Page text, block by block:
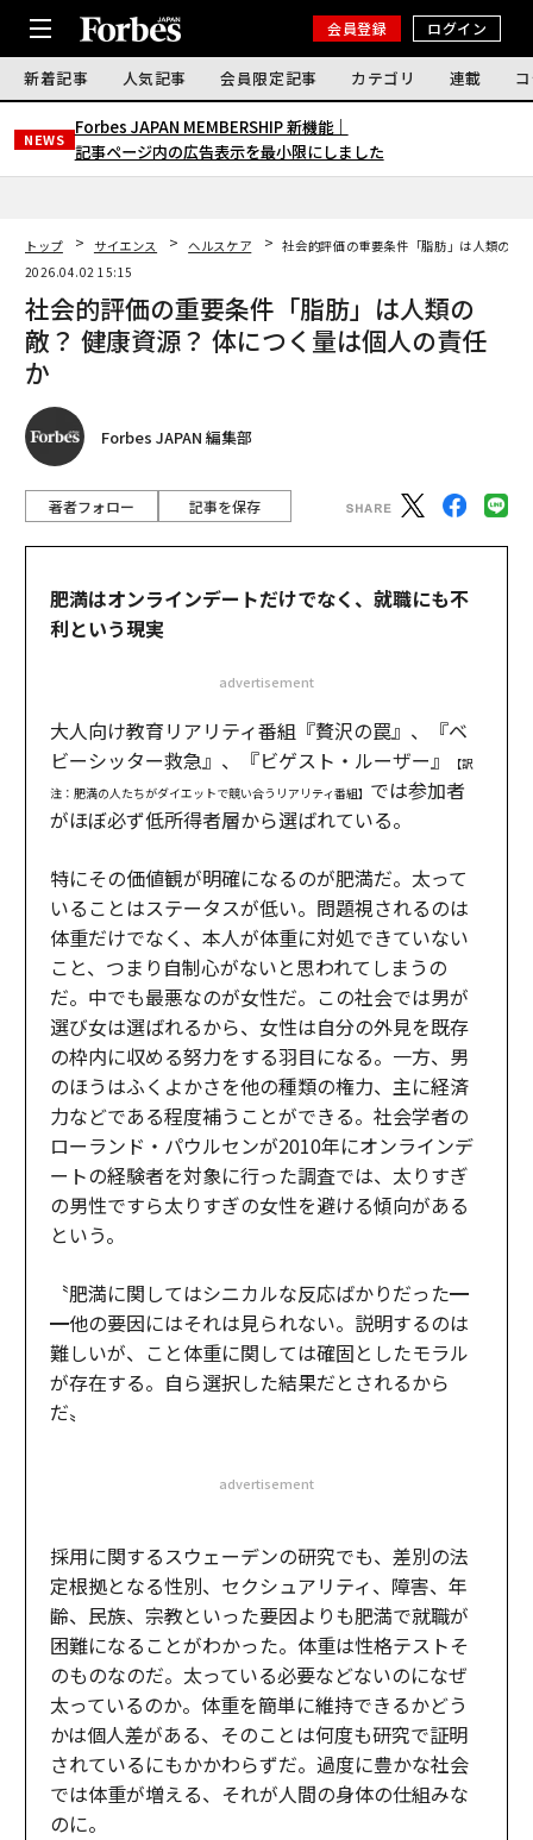
会員登録 ログイン
新着記事 人気記事 会員限定記事 カテゴリ 連載
NEWS
Forbes JAPAN MEMBERSHIP 新機能｜
記事ページ内の広告表示を最小限にしました
トップ サイエンス ヘルスケア
社会的評価の重要条件「脂肪」は人類の敵
2026.04.02 15:15
社会的評価の重要条件「脂肪」は人類の
敵？ 健康資源？ 体につく量は個人の責任
か
Forbes JAPAN 編集部
著者フォロー 記事を保存
肥満はオンラインデートだけでなく、就職にも不
利という現実
advertisement
大人向け教育リアリティ番組『贅沢の罠』、『ベ
ビーシッター救急』、『ビゲスト・ルーザー』
【訳
注：肥満の人たちがダイエットで競い合うリアリティ番組】 では参加者
がほぼ必ず低所得者層から選ばれている。
特にその価値観が明確になるのが肥満だ。太って
いることはステータスが低い。問題視されるのは
体重だけでなく、本人が体重に対処できていない
こと、つまり自制心がないと思われてしまうの
だ。中でも最悪なのが女性だ。この社会では男が
選び女は選ばれるから、女性は自分の外見を既存
の枠内に収める努力をする羽目になる。一方、男
のほうはふくよかさを他の種類の権力、主に経済
力などである程度補うことができる。社会学者の
ローランド・パウルセンが2010年にオンラインデ
ートの経験者を対象に行った調査では、太りすぎ
の男性ですら太りすぎの女性を避ける傾向がある
という。
〝肥満に関してはシニカルな反応ばかりだった━
━他の要因にはそれは見られない。説明するのは
難しいが、こと体重に関しては確固としたモラル
が存在する。自ら選択した結果だとされるから
だ〟
advertisement
採用に関するスウェーデンの研究でも、差別の法
定根拠となる性別、セクシュアリティ、障害、年
齢、民族、宗教といった要因よりも肥満で就職が
困難になることがわかった。体重は性格テストそ
のものなのだ。太っている必要などないのになぜ
太っているのか。体重を簡単に維持できるかどう
かは個人差がある、そのことは何度も研究で証明
されているにもかかわらずだ。過度に豊かな社会
では体重が増える、それが人間の身体の仕組みな
のに。